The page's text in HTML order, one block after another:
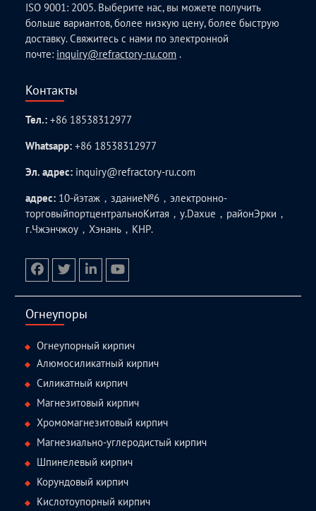
ISO 9001: 2005. Выберите нас, вы можете получить
больше вариантов, более низкую цену, более быструю
доставку. Свяжитесь с нами по электронной
почте: inquiry@refractory-ru.com .
Контакты
Тел.:+86 18538312977
Whatsapp:+86 18538312977
Эл. адрес: inquiry@refractory-ru.com
адрес: 10-йэтаж，здание№6，электронно-
торговыйпортцентральноКитая，у.Daxue，районЭрки，
г.Чжэнчжоу，Хэнань，КНР.
Огнеупоры
Огнеупорный кирпич
Алюмосиликатный кирпич
Силикатный кирпич
Магнезитовый кирпич
Хромомагнезитовый кирпич
Магнезиально-углеродистый кирпич
Шпинелевый кирпич
Корундовый кирпич
Кислотоупорный кирпич